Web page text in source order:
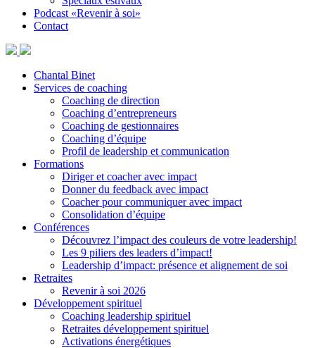
Podcast «Revenir à soi»
Contact
Chantal Binet
Services de coaching
Coaching de direction
Coaching d’entrepreneurs
Coaching de gestionnaires
Coaching d’équipe
Profil de leadership et communication
Formations
Diriger et coacher avec impact
Donner du feedback avec impact
Coacher pour communiquer avec impact
Consolidation d’équipe
Conférences
Découvrez l’impact des couleurs de votre leadership!
Les 9 piliers des leaders d’impact!
Leadership d’impact: présence et alignement de soi
Retraites
Revenir à soi 2026
Développement spirituel
Coaching leadership spirituel
Retraites développement spirituel
Activations énergétiques